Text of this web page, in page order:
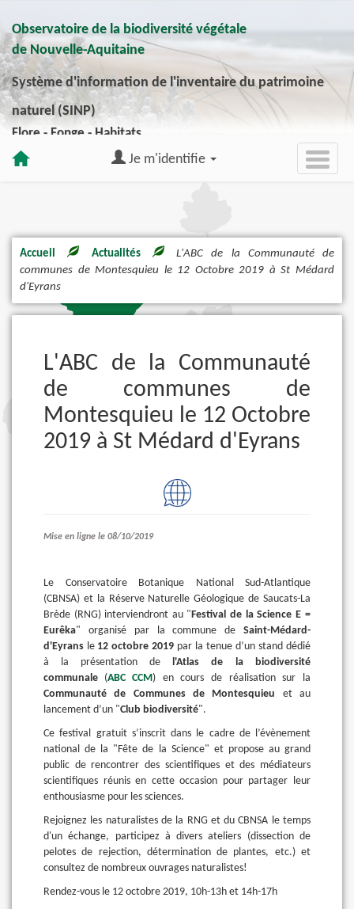
Observatoire de la biodiversité végétale
de Nouvelle-Aquitaine
Système d'information de l'inventaire du patrimoine
naturel (SINP)
Flore - Fonge - Habitats
Je m'identifie
Accueil Actualités
L'ABC de la Communauté de
communes de Montesquieu le 12 Octobre 2019 à St Médard
d'Eyrans
L'ABC de la Communauté
de communes de
Montesquieu le 12 Octobre
2019 à St Médard d'Eyrans
Mise en ligne le 08/10/2019
Le Conservatoire Botanique National Sud-Atlantique
(CBNSA) et la Réserve Naturelle Géologique de Saucats-La
Brède (RNG) interviendront au "Festival de la Science E =
Eurêka" organisé par la commune de Saint-Médard-
d'Eyrans le 12 octobre 2019 par la tenue d’un stand dédié
à la présentation de l'Atlas de la biodiversité
communale (ABC CCM) en cours de réalisation sur la
Communauté de Communes de Montesquieu et au
lancement d’un "Club biodiversité".
Ce festival gratuit s’inscrit dans le cadre de l’évènement
national de la "Fête de la Science" et propose au grand
public de rencontrer des scientifiques et des médiateurs
scientifiques réunis en cette occasion pour partager leur
enthousiasme pour les sciences.
Rejoignez les naturalistes de la RNG et du CBNSA le temps
d'un échange, participez à divers ateliers (dissection de
pelotes de rejection, détermination de plantes, etc.) et
consultez de nombreux ouvrages naturalistes!
Rendez-vous le 12 octobre 2019, 10h-13h et 14h-17h